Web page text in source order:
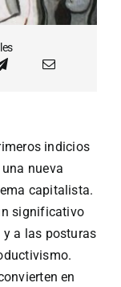
indicios
nueva
capitalista.
significativo
a las posturas
en